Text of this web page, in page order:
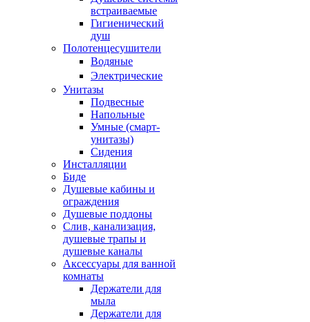
встраиваемые
Гигиенический
душ
Полотенцесушители
ㅤВодяные
ㅤЭлектрические
Унитазы
Подвесные
Напольные
Умные (смарт-
унитазы)
Сидения
Инсталляции
Биде
Душевые кабины и
ограждения
Душевые поддоны
Слив, канализация,
душевые трапы и
душевые каналы
Аксессуары для ванной
комнаты
Держатели для
мыла
Держатели для